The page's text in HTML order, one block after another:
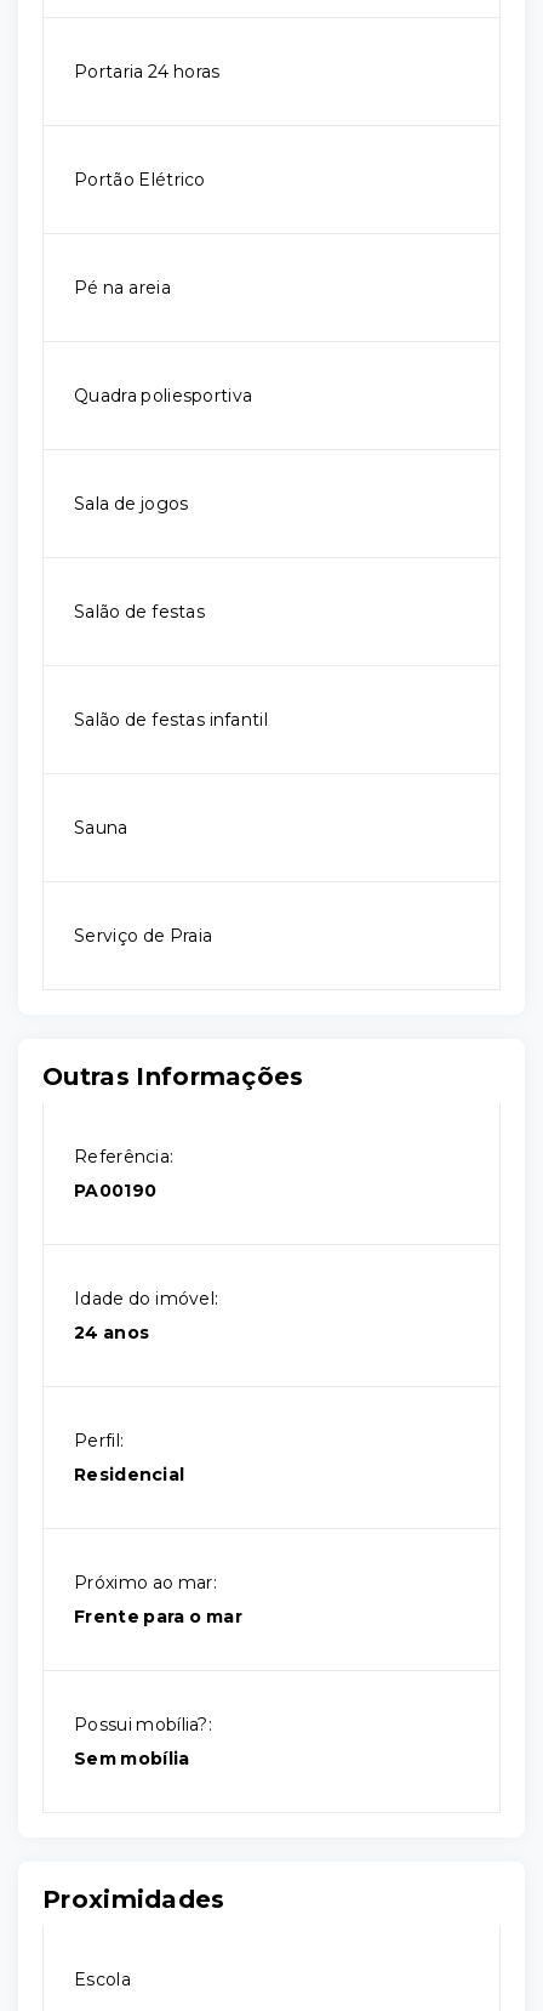
Portaria 24 horas
Portão Elétrico
Pé na areia
Quadra poliesportiva
Sala de jogos
Salão de festas
Salão de festas infantil
Sauna
Serviço de Praia
Outras Informações
Referência:
PA00190
Idade do imóvel:
24 anos
Perfil:
Residencial
Próximo ao mar:
Frente para o mar
Possui mobília?:
Sem mobília
Proximidades
Escola